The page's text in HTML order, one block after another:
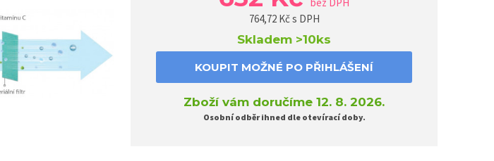
764,72Kč s DPH
Skladem >10ks
KOUPIT MOŽNÉ PO PŘIHLÁŠENÍ
Zboží vám doručíme 12. 8. 2026.
Osobní odběr ihned dle otevírací doby.